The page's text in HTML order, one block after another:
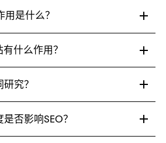
是什么？
什么作用？
究？
否影响SEO？